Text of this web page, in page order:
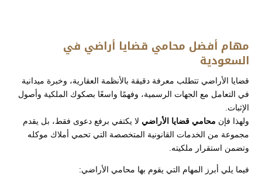
مهام أفضل محامي قضايا أراضي في
السعودية
قضايا الأراضي تتطلب معرفة دقيقة بالأنظمة العقارية، وخبرة ميدانية
في التعامل مع الجهات الرسمية، وفهمًا واسعًا بصكوك الملكية وأصول
الإثبات.
ولهذا فإن محامي قضايا الأراضي لا يكتفي برفع دعوى فقط، بل يقدم
مجموعة من الخدمات القانونية المتخصصة التي تحمي أملاك موكله
وتضمن استقرار ملكيته.
فيما يلي أبرز المهام التي يقوم بها محامي الأراضي: